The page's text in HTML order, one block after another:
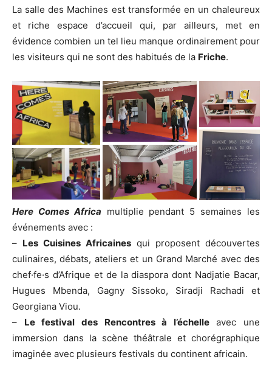
La salle des Machines est transformée en un chaleureux
et riche espace d’accueil qui, par ailleurs, met en
évidence combien un tel lieu manque ordinairement pour
les visiteurs qui ne sont des habitués de la Friche.
Here Comes Africa multiplie pendant 5 semaines les
événements avec :
– Les Cuisines Africaines qui proposent découvertes
culinaires, débats, ateliers et un Grand Marché avec des
chef·fe·s d’Afrique et de la diaspora dont Nadjatie Bacar,
Hugues Mbenda, Gagny Sissoko, Siradji Rachadi et
Georgiana Viou.
– Le festival des Rencontres à l’échelleavec une
immersion dans la scène théâtrale et chorégraphique
imaginée avec plusieurs festivals du continent africain.